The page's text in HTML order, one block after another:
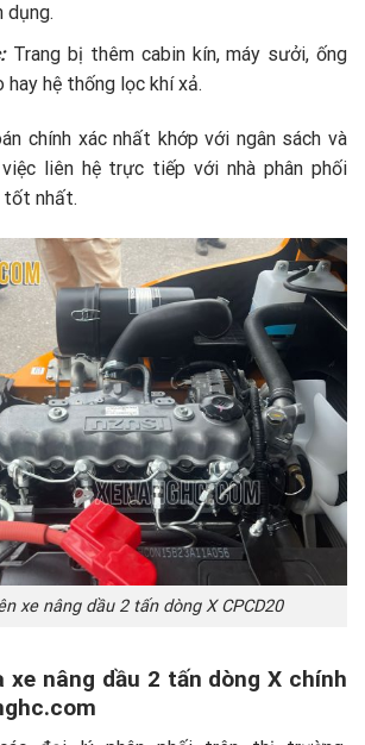
dụng.
Trang bị thêm cabin kín, máy sưởi, ống
hệ thống lọc khí xả.
chính xác nhất khớp với ngân sách và
liên hệ trực tiếp với nhà phân phối
tốt nhất.
xe nâng dầu 2 tấn dòng X CPCD20
xe nâng dầu 2 tấn dòng X chính